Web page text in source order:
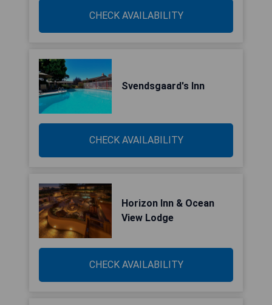
CHECK AVAILABILITY
Svendsgaard's Inn
CHECK AVAILABILITY
Horizon Inn & Ocean
View Lodge
CHECK AVAILABILITY